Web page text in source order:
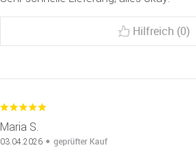
Hilfreich (0)
Maria S.
03.04.2026 geprüfter Kauf